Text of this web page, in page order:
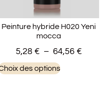
Peinture hybride H020 Yeni
mocca
5,28 € – 64,56 €
des options